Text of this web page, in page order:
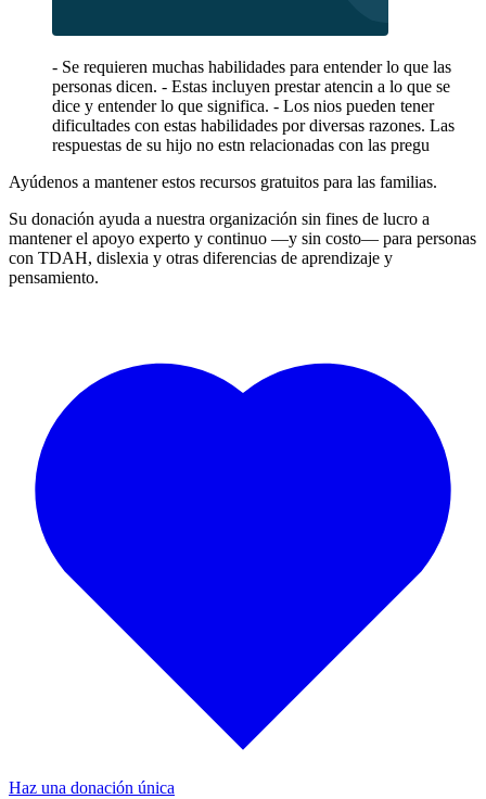
- Se requieren muchas habilidades para entender lo que las
personas dicen. - Estas incluyen prestar atencin a lo que se
dice y entender lo que significa. - Los nios pueden tener
dificultades con estas habilidades por diversas razones. Las
respuestas de su hijo no estn relacionadas con las pregu
Ayúdenos a mantener estos recursos gratuitos para las familias.
Su donación ayuda a nuestra organización sin fines de lucro a
mantener el apoyo experto y continuo —y sin costo— para personas
con TDAH, dislexia y otras diferencias de aprendizaje y
pensamiento.
Haz una donación única